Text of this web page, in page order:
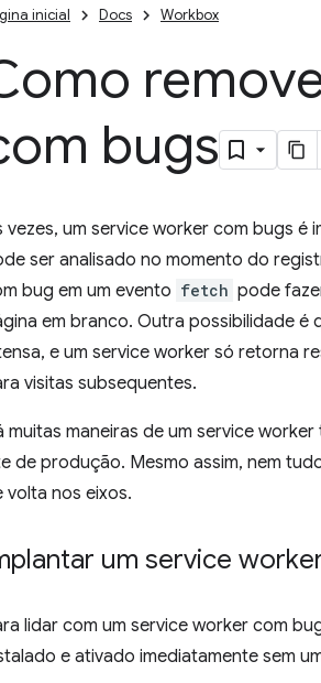
inicial Docs Workbox
bugs
vezes, um service worker com bugs é
ser analisado no momento do
bug em um evento fetch pode
em branco. Outra possibilidade é
e um service worker só retorna
visitas subsequentes.
muitas maneiras de um service
de produção. Mesmo assim, nem
volta nos eixos.
um service
lidar com um service worker com
e ativado imediatamente sem